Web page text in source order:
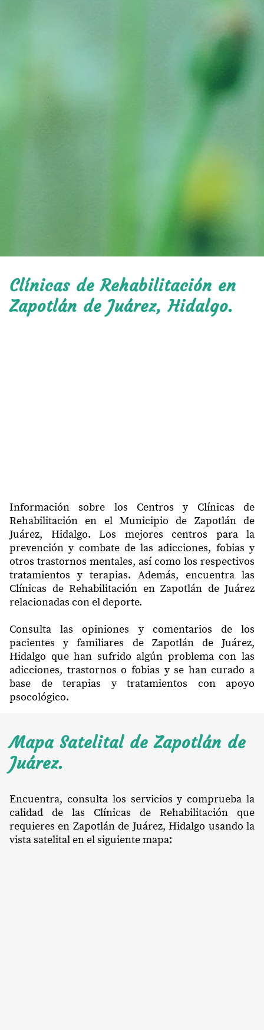
Clínicas de Rehabilitación en
Zapotlán de Juárez, Hidalgo.
Información sobre los Centros y Clínicas de
Rehabilitación en el Municipio de Zapotlán de
Juárez, Hidalgo. Los mejores centros para la
prevención y combate de las adicciones, fobias y
otros trastornos mentales, así como los respectivos
tratamientos y terapias. Además, encuentra las
Clínicas de Rehabilitación en Zapotlán de Juárez
relacionadas con el deporte.
Consulta las opiniones y comentarios de los
pacientes y familiares de Zapotlán de Juárez,
Hidalgo que han sufrido algún problema con las
adicciones, trastornos o fobias y se han curado a
base de terapias y tratamientos con apoyo
psocológico.
Mapa Satelital de Zapotlán de
Juárez.
Encuentra, consulta los servicios y comprueba la
calidad de las Clínicas de Rehabilitación que
requieres en Zapotlán de Juárez, Hidalgo usando la
vista satelital en el siguiente mapa: